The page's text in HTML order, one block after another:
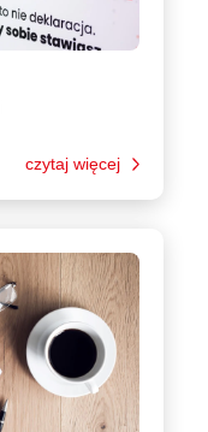
czytaj więcej